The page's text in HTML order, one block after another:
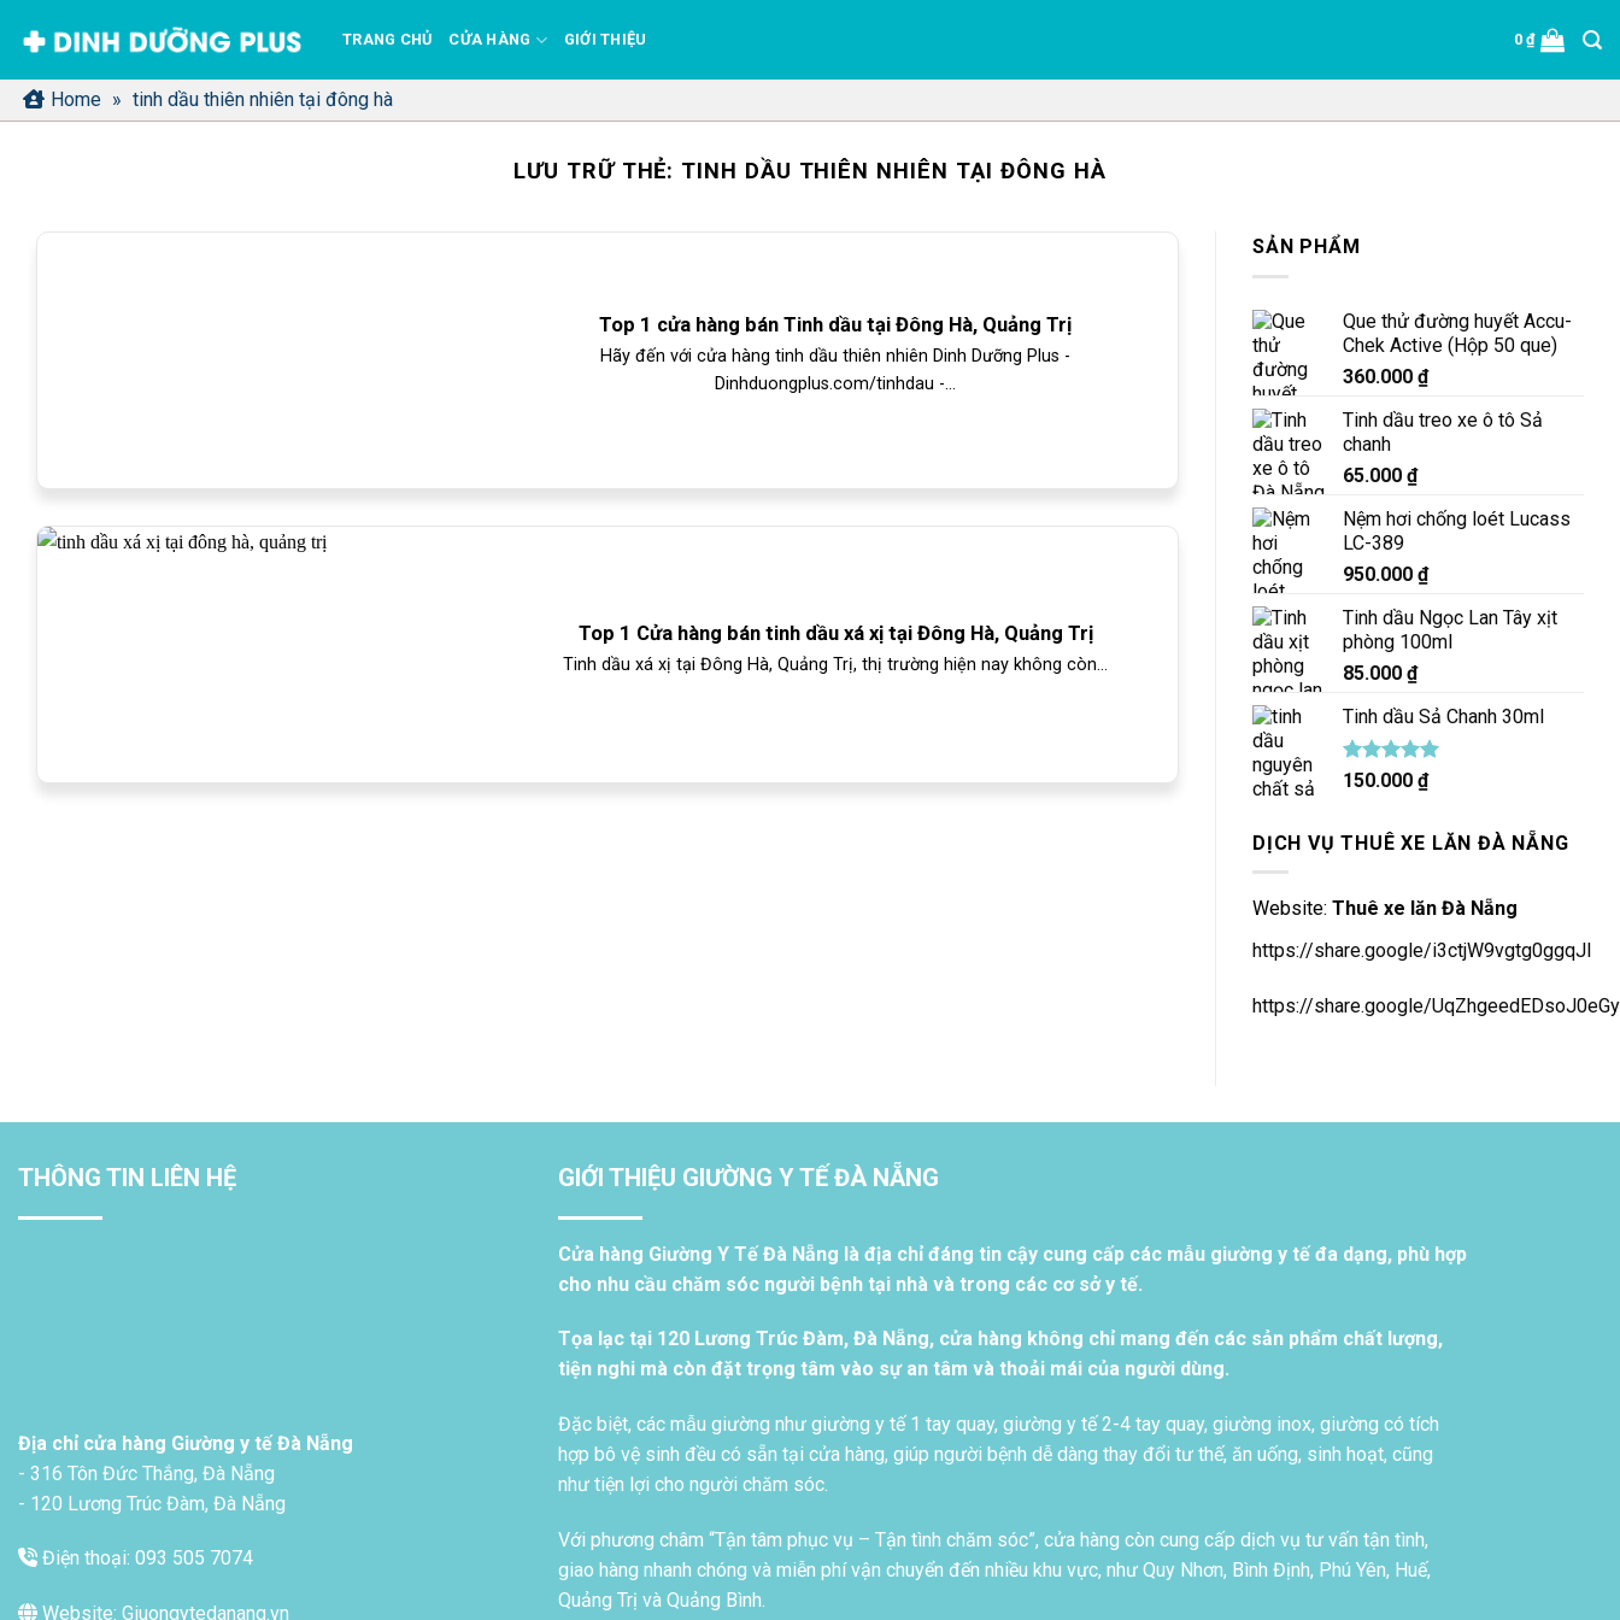
qua
nội
dung
TRANG CHỦ CỬA HÀNG GIỚI THIỆU 0₫
Home » tinh dầu thiên nhiên tại đông hà
LƯU TRỮ THẺ: TINH DẦU THIÊN NHIÊN TẠI ĐÔNG HÀ
Top 1 cửa hàng bán Tinh dầu tại Đông Hà, Quảng Trị
Hãy đến với cửa hàng tinh dầu thiên nhiên Dinh Dưỡng Plus -
Dinhduongplus.com/tinhdau -...
Top 1 Cửa hàng bán tinh dầu xá xị tại Đông Hà, Quảng Trị
Tinh dầu xá xị tại Đông Hà, Quảng Trị, thị trường hiện nay không còn...
SẢN PHẨM
Que thử đường huyết Accu-
Chek Active (Hộp 50 que)
360.000 ₫
Tinh dầu treo xe ô tô Sả
chanh
65.000 ₫
Nệm hơi chống loét Lucass
LC-389
950.000 ₫
Tinh dầu Ngọc Lan Tây xịt
phòng 100ml
85.000 ₫
Tinh dầu Sả Chanh 30ml
Được xếp
5.00
150.000 ₫
DỊCH VỤ THUÊ XE LĂN ĐÀ NẴNG
Website: Thuê xe lăn Đà Nẵng
https://share.google/i3ctjW9vgtg0ggqJl
https://share.google/UqZhgeedEDsoJ0eGy
THÔNG TIN LIÊN HỆ
Địa chỉ cửa hàng Giường y tế Đà Nẵng
- 316 Tôn Đức Thắng, Đà Nẵng
- 120 Lương Trúc Đàm, Đà Nẵng
Điện thoại: 093 505 7074
Website: Giuongytedanang.vn
GIỚI THIỆU GIƯỜNG Y TẾ ĐÀ NẴNG
Cửa hàng Giường Y Tế Đà Nẵng là địa chỉ đáng tin cậy cung cấp các mẫu giường y tế đa dạng, phù hợp
cho nhu cầu chăm sóc người bệnh tại nhà và trong các cơ sở y tế.
Tọa lạc tại 120 Lương Trúc Đàm, Đà Nẵng, cửa hàng không chỉ mang đến các sản phẩm chất lượng,
tiện nghi mà còn đặt trọng tâm vào sự an tâm và thoải mái của người dùng.
Đặc biệt, các mẫu giường như giường y tế 1 tay quay, giường y tế 2-4 tay quay, giường inox, giường có tích
hợp bô vệ sinh đều có sẵn tại cửa hàng, giúp người bệnh dễ dàng thay đổi tư thế, ăn uống, sinh hoạt, cũng
như tiện lợi cho người chăm sóc.
Với phương châm “Tận tâm phục vụ – Tận tình chăm sóc”, cửa hàng còn cung cấp dịch vụ tư vấn tận tình,
giao hàng nhanh chóng và miễn phí vận chuyển đến nhiều khu vực, như Quy Nhơn, Bình Định, Phú Yên, Huế,
Quảng Trị và Quảng Bình.